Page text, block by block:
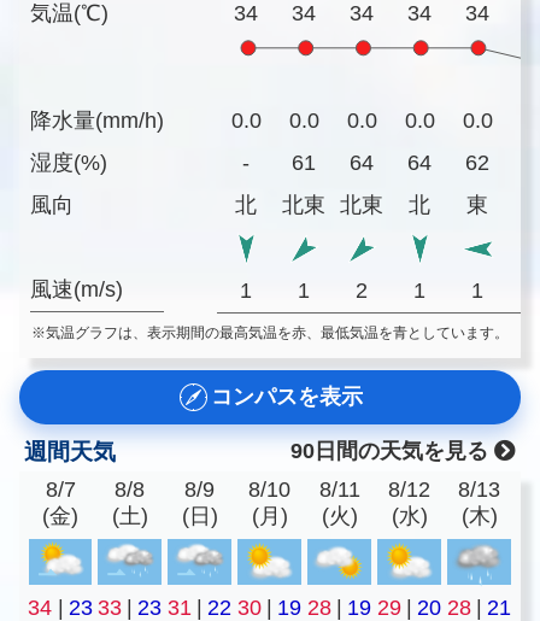
気温(℃)
降水量(mm/h)
湿度(%)
風向
風速(m/s)
34 34 34 34 34
0.0 0.0 0.0 0.0 0.0
-
61 64 64 62
北
北東 北東 北 東
1 1 2 1 1
※気温グラフは、表示期間の最高気温を赤、最低気温を青としています。
コンパスを表示
週間天気
90日間の天気を見る
8/7
(金)
8/8
(土)
8/9
(日)
8/10
(月)
8/11
(火)
8/12
(水)
8/13
(木)
34 | 23 33 | 23 31 | 22 30 | 19 28 | 19 29 | 20 28 | 21